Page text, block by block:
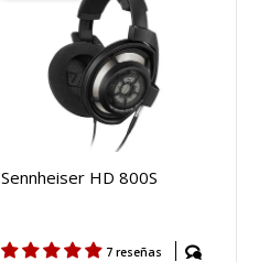
Sennheiser HD 800S
7 reseñas